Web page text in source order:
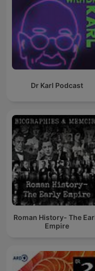
Dr Karl Podcast
Roman History- The Early
Empire